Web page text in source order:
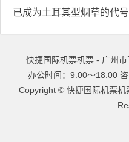
已成为土耳其型烟草的代号
快捷国际机票机票 - 广州
办公时间：9:00～18:00
Copyright © 快捷国际机票机